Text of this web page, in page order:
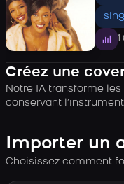
Créez une
Notre IA transforme
conservant
Importer un
Choisissez comment